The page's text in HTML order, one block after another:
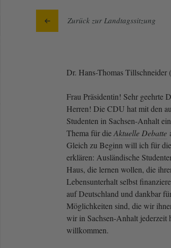
Zurück zur Landtagssitzung
Dr. Hans-Thomas Tillschneider
Frau Präsidentin! Sehr geehrte
Herren! Die CDU hat mit den
Studenten in Sachsen-Anhalt
Thema für dieAktuelle Debatte
Gleich zu Beginn will ich für
erklären: Ausländische
Haus, die lernen wollen, die
Lebensunterhalt selbst
auf Deutschland und dankbar
Möglichkeiten sind, die wir
wir in Sachsen-Anhalt jederzeit
willkommen.